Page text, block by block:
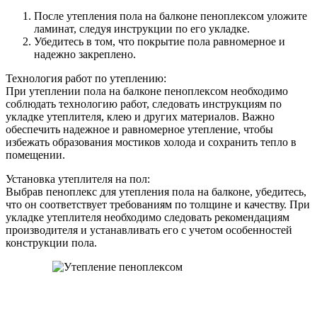
После утепления пола на балконе пеноплексом уложите
ламинат, следуя инструкции по его укладке.
Убедитесь в том, что покрытие пола равномерное и
надежно закреплено.
Технология работ по утеплению:
При утеплении пола на балконе пеноплексом необходимо
соблюдать технологию работ, следовать инструкциям по
укладке утеплителя, клею и других материалов. Важно
обеспечить надежное и равномерное утепление, чтобы
избежать образования мостиков холода и сохранить тепло в
помещении.
Установка утеплителя на пол:
Выбрав пеноплекс для утепления пола на балконе, убедитесь,
что он соответствует требованиям по толщине и качеству. При
укладке утеплителя необходимо следовать рекомендациям
производителя и устанавливать его с учетом особенностей
конструкции пола.